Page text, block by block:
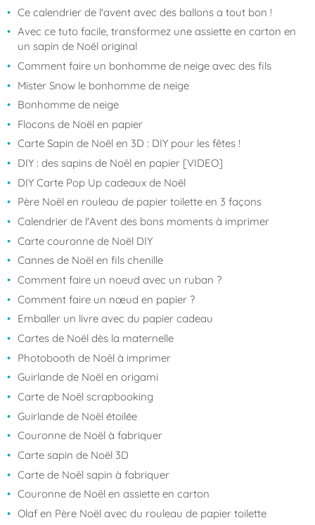
Ce calendrier de l'avent avec des ballons a tout bon !
Avec ce tuto facile, transformez une assiette en carton en
un sapin de Noël original
Comment faire un bonhomme de neige avec des fils
Mister Snow le bonhomme de neige
Bonhomme de neige
Flocons de Noël en papier
Carte Sapin de Noël en 3D : DIY pour les fêtes !
DIY : des sapins de Noël en papier [VIDEO]
DIY Carte Pop Up cadeaux de Noël
Père Noël en rouleau de papier toilette en 3 façons
Calendrier de l'Avent des bons moments à imprimer
Carte couronne de Noël DIY
Cannes de Noël en fils chenille
Comment faire un noeud avec un ruban ?
Comment faire un nœud en papier ?
Emballer un livre avec du papier cadeau
Cartes de Noël dès la maternelle
Photobooth de Noël à imprimer
Guirlande de Noël en origami
Carte de Noël scrapbooking
Guirlande de Noël étoilée
Couronne de Noël à fabriquer
Carte sapin de Noël 3D
Carte de Noël sapin à fabriquer
Couronne de Noël en assiette en carton
Olaf en Père Noël avec du rouleau de papier toilette